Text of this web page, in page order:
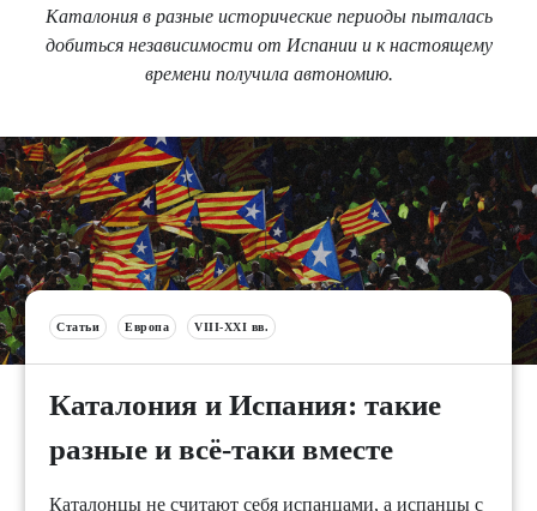
Каталония в разные исторические периоды пыталась
добиться независимости от Испании и к настоящему
времени получила автономию.
Статьи Европа VIII-XXI вв.
Каталония и Испания: такие
разные и всё-таки вместе
Каталонцы не считают себя испанцами, а испанцы с